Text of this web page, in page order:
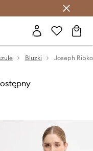
>
Bluzki Joseph